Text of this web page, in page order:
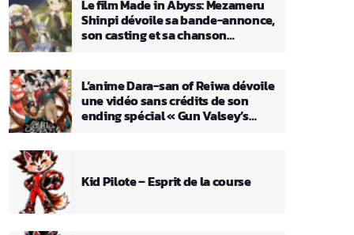
Le film Made in Abyss: Mezameru
Shinpi dévoile sa bande-annonce,
son casting et sa chanson
L’anime Dara-san of Reiwa dévoile
une vidéo sans crédits de son
ending spécial « Gun Valsey’s
Kid Pilote – Esprit de la course